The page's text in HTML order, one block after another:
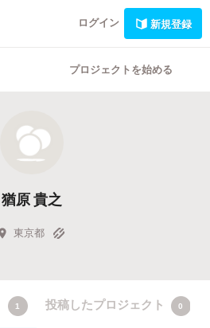
ログイン 新規登録
プロジェクトを始める
猶原 貴之
東京都
1 投稿したプロジェクト 0